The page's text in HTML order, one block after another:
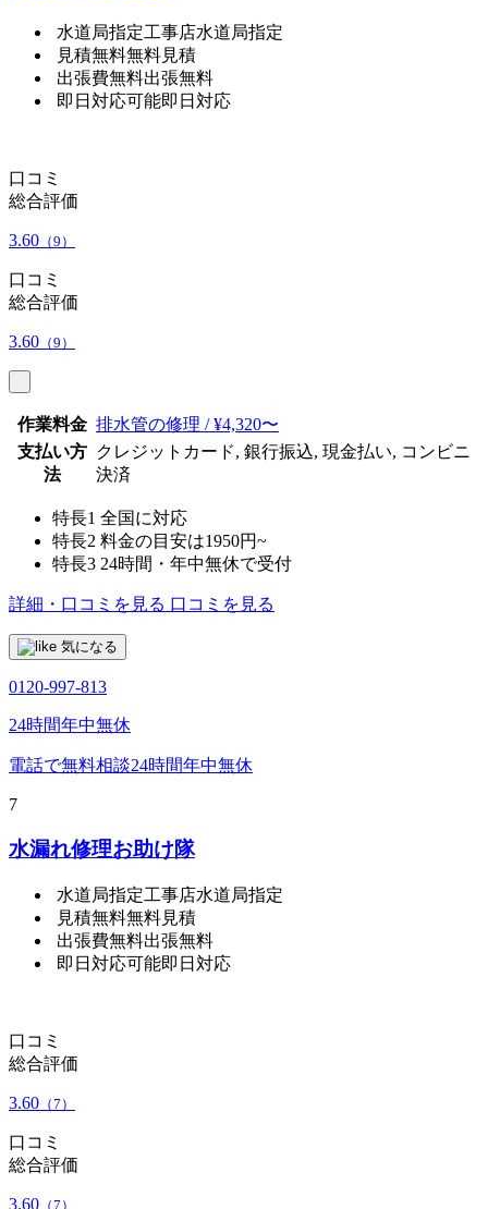
水道局指定工事店水道局指定
見積無料無料見積
出張費無料出張無料
即日対応可能即日対応
口コミ
総合評価
3.60 （9）
口コミ
総合評価
3.60 （9）
作業料金 排水管の修理 / ¥4,320〜
支払い方
法
クレジットカード, 銀行振込, 現金払い, コンビニ
決済
特長1 全国に対応
特長2 料金の目安は1950円~
特長3 24時間・年中無休で受付
詳細・口コミを見る 口コミを見る
気になる
0120-997-813
24時間年中無休
電話で無料相談24時間年中無休
7
水漏れ修理お助け隊
水道局指定工事店水道局指定
見積無料無料見積
出張費無料出張無料
即日対応可能即日対応
口コミ
総合評価
3.60 （7）
口コミ
総合評価
3.60 （7）